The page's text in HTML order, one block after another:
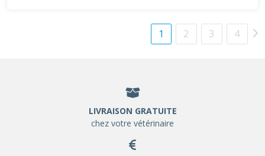
1 2 3 4
LIVRAISON GRATUITE
chez votre vétérinaire